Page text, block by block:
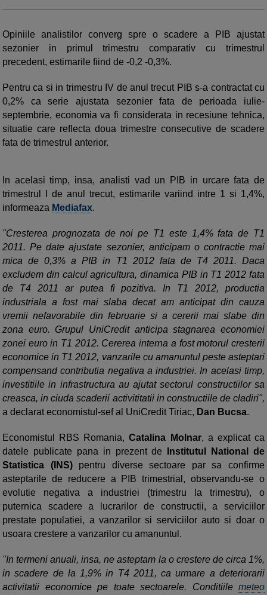
Opiniile analistilor converg spre o scadere a PIB ajustat
sezonier in primul trimestru comparativ cu trimestrul
precedent, estimarile fiind de -0,2 -0,3%.
Pentru ca si in trimestru IV de anul trecut PIB s-a contractat cu
0,2% ca serie ajustata sezonier fata de perioada iulie-
septembrie, economia va fi considerata in recesiune tehnica,
situatie care reflecta doua trimestre consecutive de scadere
fata de trimestrul anterior.
In acelasi timp, insa, analisti vad un PIB in urcare fata de
trimestrul I de anul trecut, estimarile variind intre 1 si 1,4%,
informeaza Mediafax.
"Cresterea prognozata de noi pe T1 este 1,4% fata de T1
2011. Pe date ajustate sezonier, anticipam o contractie mai
mica de 0,3% a PIB in T1 2012 fata de T4 2011. Daca
excludem din calcul agricultura, dinamica PIB in T1 2012 fata
de T4 2011 ar putea fi pozitiva. In T1 2012, productia
industriala a fost mai slaba decat am anticipat din cauza
vremii nefavorabile din februarie si a cererii mai slabe din
zona euro. Grupul UniCredit anticipa stagnarea economiei
zonei euro in T1 2012. Cererea interna a fost motorul cresterii
economice in T1 2012, vanzarile cu amanuntul peste asteptari
compensand contributia negativa a industriei. In acelasi timp,
investitiile in infrastructura au ajutat sectorul constructiilor sa
creasca, in ciuda scaderii activititatii in constructiile de cladiri",
a declarat economistul-sef al UniCredit Tiriac, Dan Bucsa.
Economistul RBS Romania,Catalina Molnar, a explicat ca
datele publicate pana in prezent de Institutul National de
Statistica (INS) pentru diverse sectoare par sa confirme
asteptarile de reducere a PIB trimestrial, observandu-se o
evolutie negativa a industriei (trimestru la trimestru), o
puternica scadere a lucrarilor de constructii, a serviciilor
prestate populatiei, a vanzarilor si serviciilor auto si doar o
usoara crestere a vanzarilor cu amanuntul.
"In termeni anuali, insa, ne asteptam la o crestere de circa 1%,
in scadere de la 1,9% in T4 2011, ca urmare a deteriorarii
activitatii economice pe toate sectoarele. Conditiile meteo